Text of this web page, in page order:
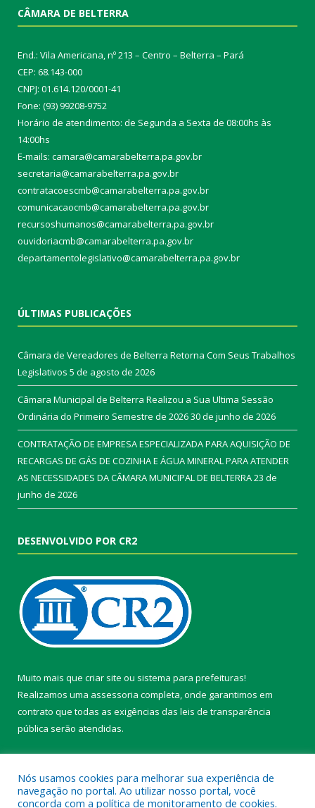
CÂMARA DE BELTERRA
End.: Vila Americana, nº 213 – Centro – Belterra – Pará
CEP: 68.143-000
CNPJ: 01.614.120/0001-41
Fone: (93) 99208-9752
Horário de atendimento: de Segunda a Sexta de 08:00hs às
14:00hs
E-mails: camara@camarabelterra.pa.gov.br
secretaria@camarabelterra.pa.gov.br
contratacoescmb@camarabelterra.pa.gov.br
comunicacaocmb@camarabelterra.pa.gov.br
recursoshumanos@camarabelterra.pa.gov.br
ouvidoriacmb@camarabelterra.pa.gov.br
departamentolegislativo@camarabelterra.pa.gov.br
ÚLTIMAS PUBLICAÇÕES
Câmara de Vereadores de Belterra Retorna Com Seus Trabalhos
Legislativos 5 de agosto de 2026
Câmara Municipal de Belterra Realizou a Sua Ultima Sessão
Ordinária do Primeiro Semestre de 202630 de junho de 2026
CONTRATAÇÃO DE EMPRESA ESPECIALIZADA PARA AQUISIÇÃO DE
RECARGAS DE GÁS DE COZINHA E ÁGUA MINERAL PARA ATENDER
AS NECESSIDADES DA CÂMARA MUNICIPAL DE BELTERRA23 de
junho de 2026
DESENVOLVIDO POR CR2
Muito mais que criar site ou sistema para prefeituras!
Realizamos uma assessoria completa, onde garantimos em
contrato que todas as exigências das leis de transparência
pública serão atendidas.
Nós usamos cookies para melhorar sua experiência de
navegação no portal. Ao utilizar nosso portal, você
concorda com a política de monitoramento de cookies.